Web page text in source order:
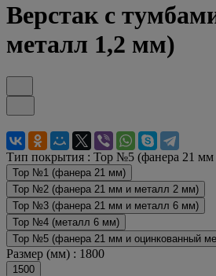
Верстак с
металл 1,2 мм)
Тип покрытия : Top №5 (фанера 21
Top №1 (фанера 21 мм)
Top №2 (фанера 21 мм и металл 2 мм)
Top №3 (фанера 21 мм и металл 6 мм)
Top №4 (металл 6 мм)
Top №5 (фанера 21 мм и оцинкованный
Размер (мм) : 1800
1500